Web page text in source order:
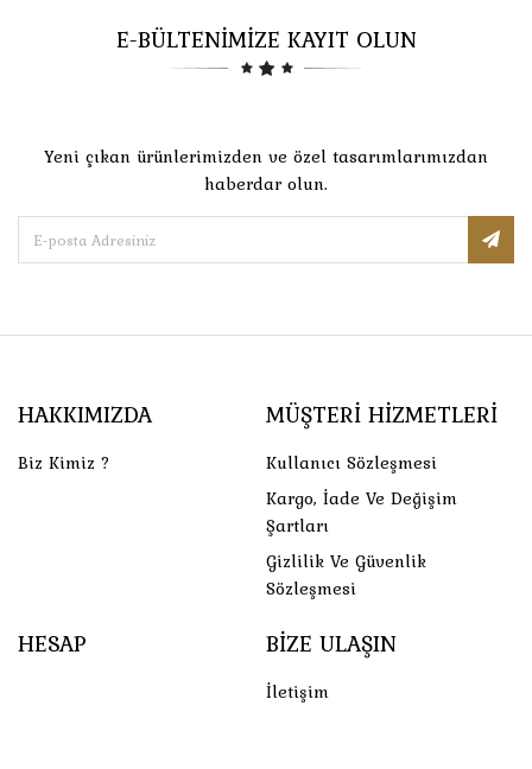
E-BÜLTENİMİZE KAYIT OLUN
Yeni çıkan ürünlerimizden ve özel tasarımlarımızdan
haberdar olun.
HAKKIMIZDA
Biz Kimiz ?
MÜŞTERI HIZMETLERI
Kullanıcı Sözleşmesi
Kargo, İade Ve Değişim
Şartları
Gizlilik Ve Güvenlik
Sözleşmesi
HESAP BIZE ULAŞIN
İletişim